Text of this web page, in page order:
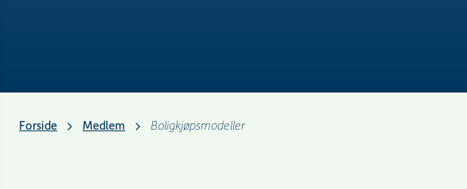
Forside Medlem Boligkjøpsmodeller